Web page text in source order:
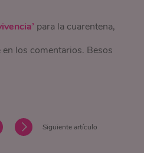
para la cuarentena,
los comentarios. Besos
Siguiente artículo